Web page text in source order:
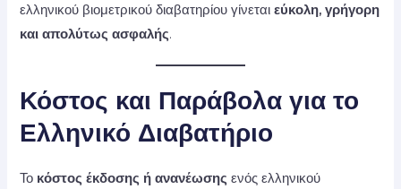
ελληνικού βιομετρικού διαβατηρίου γίνεταιεύκολη, γρήγορη
και απολύτως ασφαλής.
Κόστος και Παράβολα για το
Ελληνικό Διαβατήριο
Το κόστος έκδοσης ή ανανέωσης ενός ελληνικού